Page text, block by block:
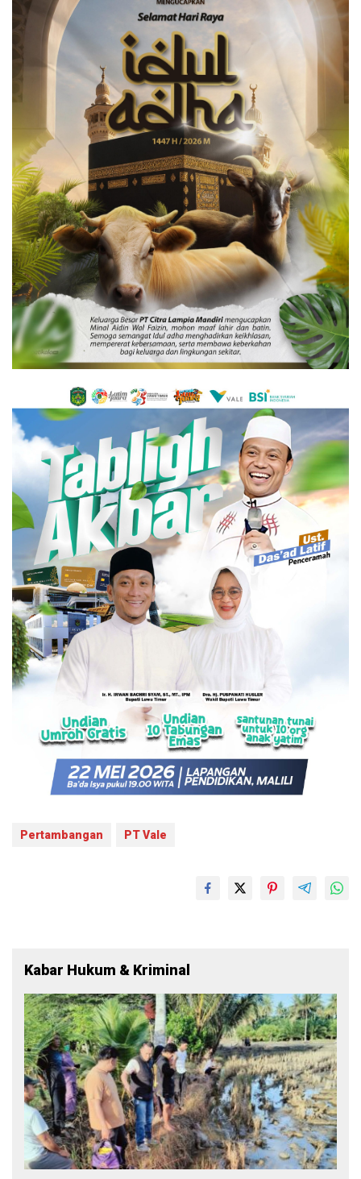
Pertambangan PT Vale
Kabar Hukum & Kriminal